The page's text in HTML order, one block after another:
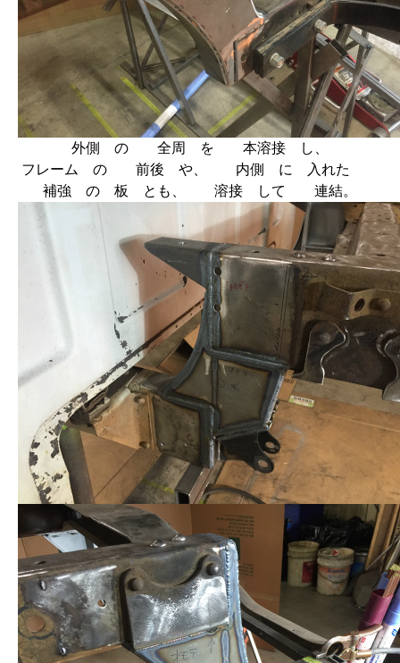
外側 の 全周 を 本溶接 し、
フレーム の 前後 や、 内側 に 入れた
補強 の 板 とも、 溶接 して 連結。